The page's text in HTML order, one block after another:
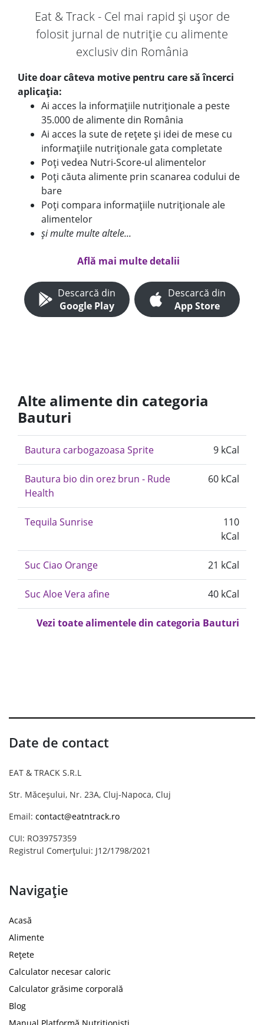
Eat & Track - Cel mai rapid și ușor de
folosit jurnal de nutriție cu alimente
exclusiv din România
Uite doar câteva motive pentru care să încerci
aplicația:
Ai acces la informațiile nutriționale a peste
35.000 de alimente din România
Ai acces la sute de rețete și idei de mese cu
informațiile nutriționale gata completate
Poți vedea Nutri-Score-ul alimentelor
Poți căuta alimente prin scanarea codului de
bare
Poți compara informațiile nutriționale ale
alimentelor
și multe multe altele...
Află mai multe detalii
Descarcă din
Google Play
Descarcă din
App Store
Alte alimente din categoria
Bauturi
Bautura carbogazoasa Sprite 9 kCal
Bautura bio din orez brun - Rude
Health
60 kCal
Tequila Sunrise
110
kCal
Suc Ciao Orange 21 kCal
Suc Aloe Vera afine 40 kCal
Vezi toate alimentele din categoria Bauturi
Date de contact
EAT & TRACK S.R.L
Str. Măceșului, Nr. 23A, Cluj-Napoca, Cluj
Email: contact@eatntrack.ro
CUI: RO39757359
Registrul Comerțului: J12/1798/2021
Navigație
Acasă
Alimente
Rețete
Calculator necesar caloric
Calculator grăsime corporală
Blog